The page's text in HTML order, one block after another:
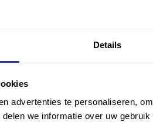
Details
advertenties te personaliseren,
we informatie over uw